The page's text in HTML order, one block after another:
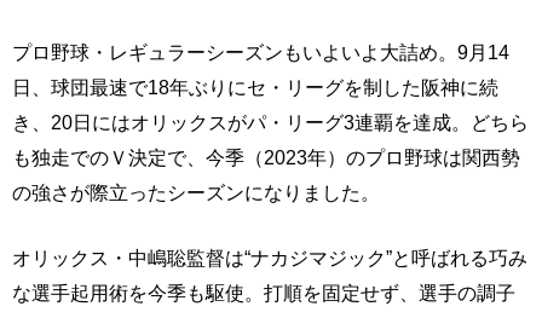
プロ野球・レギュラーシーズンもいよいよ大詰め。9月14
日、球団最速で18年ぶりにセ・リーグを制した阪神に続
き、20日にはオリックスがパ・リーグ3連覇を達成。どちら
も独走でのＶ決定で、今季（2023年）のプロ野球は関西勢
の強さが際立ったシーズンになりました。
オリックス・中嶋聡監督は“ナカジマジック”と呼ばれる巧み
な選手起用術を今季も駆使。打順を固定せず、選手の調子